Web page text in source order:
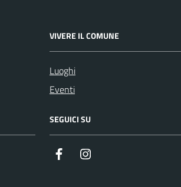
VIVERE IL COMUNE
Luoghi
Eventi
SEGUICI SU
Facebook